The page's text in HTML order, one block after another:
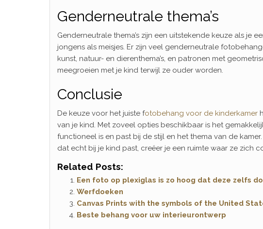
Genderneutrale thema’s
Genderneutrale thema’s zijn een uitstekende keuze als je
jongens als meisjes. Er zijn veel genderneutrale
kunst, natuur- en dierenthema’s, en patronen met
meegroeien met je kind terwijl ze ouder worden.
Conclusie
De keuze voor het juiste fotobehang voor de kinderkamer
van je kind. Met zoveel opties beschikbaar is het
functioneel is en past bij de stijl en het thema van de
dat echt bij je kind past, creëer je een ruimte waar ze zich
Related Posts:
Een foto op plexiglas is zo hoog dat deze zelfs
Werfdoeken
Canvas Prints with the symbols of the United
Beste behang voor uw interieurontwerp